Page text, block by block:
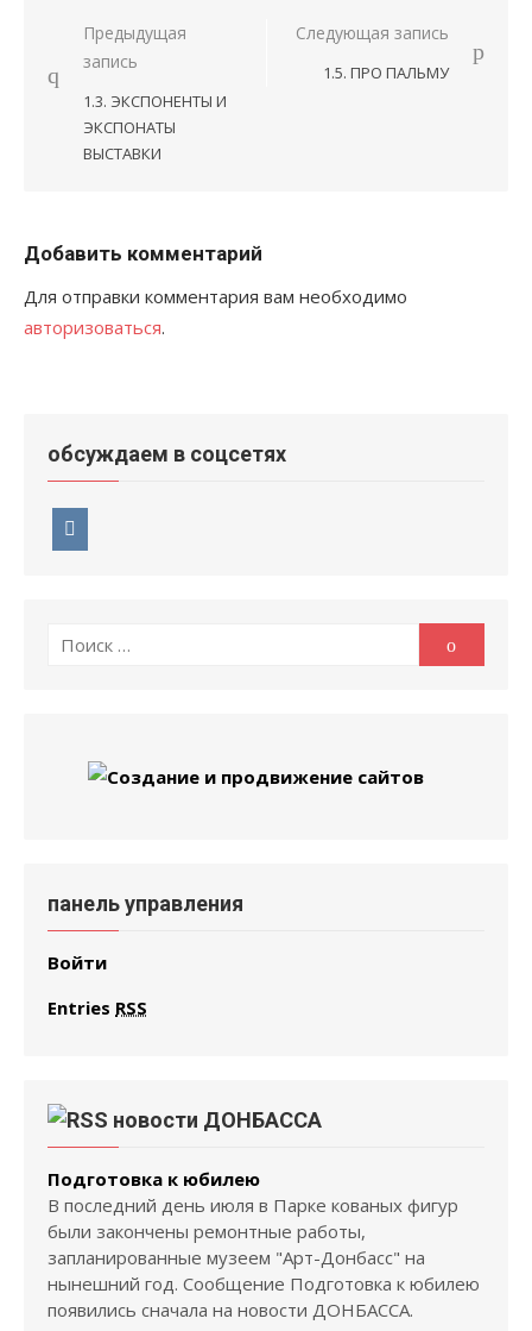
Навигация
по
записям
Предыдущая
запись
1.3. ЭКСПОНЕНТЫ И
ЭКСПОНАТЫ
ВЫСТАВКИ
Следующая запись
1.5. ПРО ПАЛЬМУ
Добавить комментарий
Для отправки комментария вам необходимо
авторизоваться.
обсуждаем в соцсетях
Поиск
Поиск
панель управления
Войти
Entries RSS
новости ДОНБАССА
Подготовка к юбилею
В последний день июля в Парке кованых фигур
были закончены ремонтные работы,
запланированные музеем "Арт-Донбасс" на
нынешний год. Сообщение Подготовка к юбилею
появились сначала на новости ДОНБАССА.